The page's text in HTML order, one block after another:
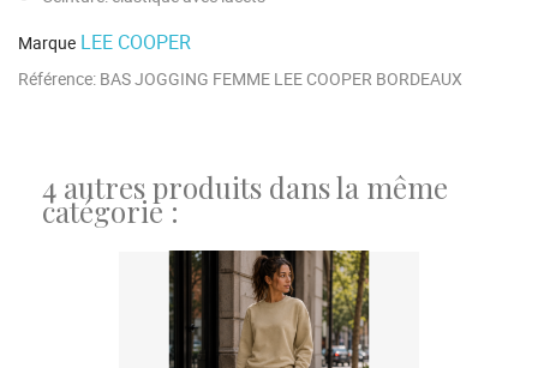
Marque LEE COOPER
Référence: BAS JOGGING FEMME LEE COOPER BORDEAUX
4 autres produits dans la même
catégorie :